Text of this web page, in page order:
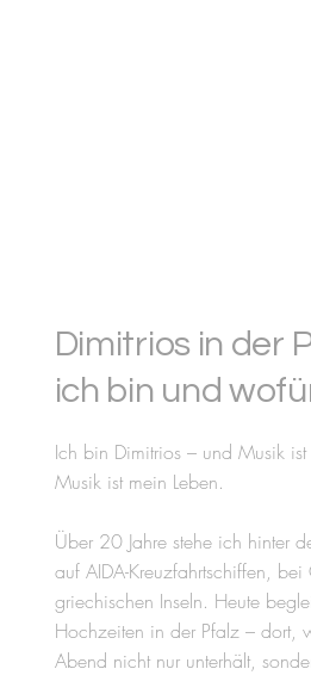
Dimitrios in der
ich bin und
Ich bin Dimitrios – und Musik
Musik ist mein Leben.
Über 20 Jahre stehe ich hinter
auf AIDA-Kreuzfahrtschiffen,
griechischen Inseln. Heute
Hochzeiten in der Pfalz – dort,
Abend nicht nur unterhält,